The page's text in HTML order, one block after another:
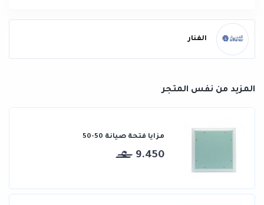
الفنار
المزيد من نفس المتجر
مزايا فتحة صيانة 50-50
9.450